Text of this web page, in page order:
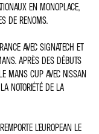
EN MONOPLACE,
DE RENOMS.
AVEC SIGNATECH ET
APRÈS DES DÉBUTS
MANS CUP AVEC NISSAN
NOTORIÉTÉ DE LA
L’EUROPEAN LE